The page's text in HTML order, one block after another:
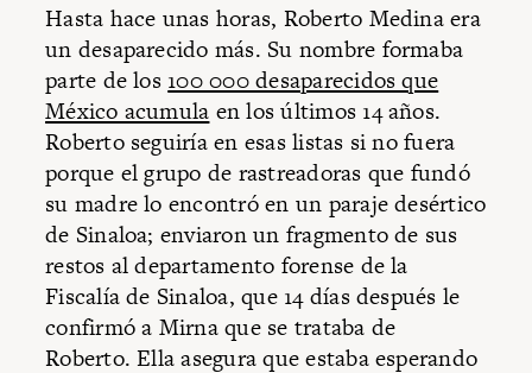
Hasta hace unas horas, Roberto Medina era
un desaparecido más. Su nombre formaba
parte de los 100 000 desaparecidos que
México acumula en los últimos 14 años.
Roberto seguiría en esas listas si no fuera
porque el grupo de rastreadoras que fundó
su madre lo encontró en un paraje desértico
de Sinaloa; enviaron un fragmento de sus
restos al departamento forense de la
Fiscalía de Sinaloa, que 14 días después le
confirmó a Mirna que se trataba de
Roberto. Ella asegura que estaba esperando